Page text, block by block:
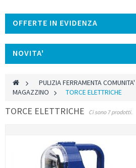
OFFERTE IN EVIDENZA
NOVITA'
> PULIZIA FERRAMENTA COMUNITA'
MAGAZZINO
> TORCE ELETTRICHE
TORCE ELETTRICHE Ci sono 7 prodotti.